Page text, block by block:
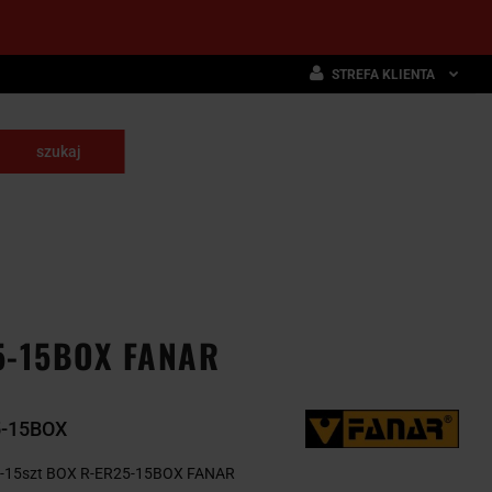
STREFA KLIENTA
15BOX FANAR
15BOX
BOX R-ER25-15BOX FANAR